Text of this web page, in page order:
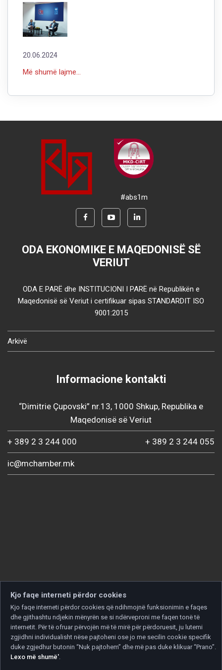
20.06.2024
Më shumë lajme...
#abs1m
ODA EKONOMIKE E MAQEDONISË SË
VERIUT
ODA E PARË dhe INSTITUCIONI I PARË në Republikën e
Maqedonisë së Veriut i certifikuar sipas STANDARDIT ISO
9001:2015
Arkivë
Informacione kontakti
“Dimitrie Çupovski” nr.13, 1000 Shkup, Republika e
Maqedonisë së Veriut
+ 389 2 3 244 000 + 389 2 3 244 055
ic@mchamber.mk
Copyright © 2026 Developed by
Kjo faqe interneti përdor cookies
Kjo faqe interneti përdor cookies që ndihmojnë funksionimin e faqes
dhe gjithashtu ndjekin mënyrën se si ndërveproni me faqen tonë të
internetit. Për të ofruar përvojën më të mirë për përdoruesit, ju lutemi
zgjidhni individualisht nëse pajtoheni ose jo me secilin cookie specifik
duke zgjedhur butonin “Nuk pajtohem” dhe më pas duke klikuar “Prano”.
Lexo më shumë'.